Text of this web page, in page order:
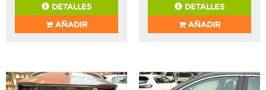
DETALLES
AÑADIR
DETALLES
AÑADIR